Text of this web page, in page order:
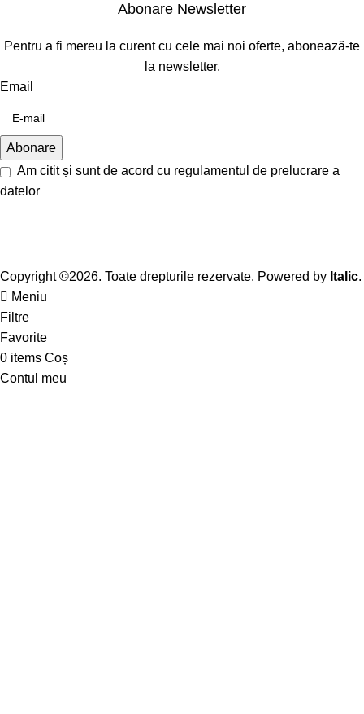
Abonare Newsletter
Pentru a fi mereu la curent cu cele mai noi oferte, abonează-te
la newsletter.
Email
Am citit și sunt de acord cu regulamentul de prelucrare a
datelor
Copyright ©2026. Toate drepturile rezervate. Powered by Italic.
Meniu
Filtre
Favorite
0 items Coș
Contul meu